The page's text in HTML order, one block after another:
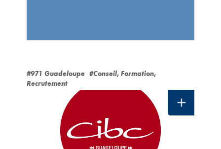
#971 Guadeloupe #Conseil, Formation,
Recrutement